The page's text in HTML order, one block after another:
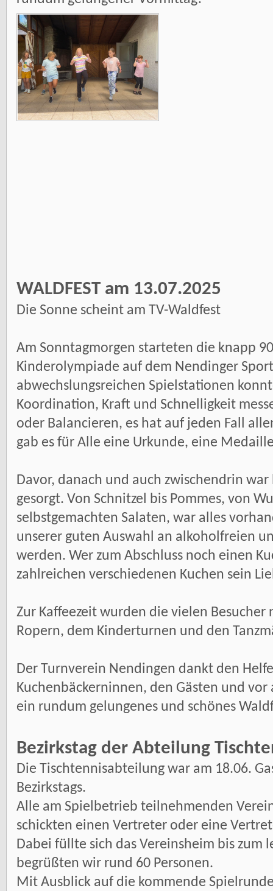
WALDFEST am 13.07.2025
Die Sonne scheint am TV-Waldfest
Am Sonntagmorgen starteten die knapp
Kinderolympiade auf dem Nendinger
abwechslungsreichen Spielstationen
Koordination, Kraft und Schnelligkeit
oder Balancieren, es hat auf jeden Fall
gab es für Alle eine Urkunde, eine
Davor, danach und auch zwischendrin
gesorgt. Von Schnitzel bis Pommes, von
selbstgemachten Salaten, war alles
unserer guten Auswahl an alkoholfreien
werden. Wer zum Abschluss noch einen
zahlreichen verschiedenen Kuchen sein
Zur Kaffeezeit wurden die vielen
Ropern, dem Kinderturnen und den
Der Turnverein Nendingen dankt den
Kuchenbäckerninnen, den Gästen und
ein rundum gelungenes und schönes
Bezirkstag der Abteilung
Die Tischtennisabteilung war am 18.06.
Bezirkstags.
Alle am Spielbetrieb teilnehmenden
schickten einen Vertreter oder eine
Dabei füllte sich das Vereinsheim bis zum
begrüßten wir rund 60 Personen.
Mit Ausblick auf die kommende